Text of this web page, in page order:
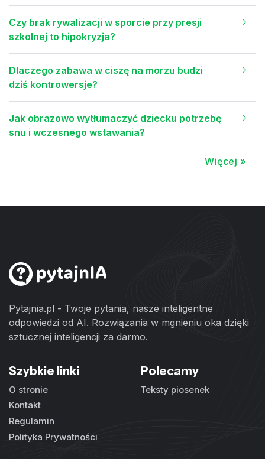
Czy brak rywalizacji w sporcie przy presji
szkolnej to hipokryzja?
Dlaczego zabawa w ciszę na morzu budzi
dziś kontrowersje?
Jak obrazowo wytłumaczyć dziecku potrzebę
snu i wczesnego wstawania?
Więcej »
Pytajnia.pl - Twoje pytania, nasze inteligentne
odpowiedzi od AI. Rozwiązania w mgnieniu oka dzięki
sztucznej inteligencji za darmo.
Szybkie linki
O stronie
Kontakt
Regulamin
Polityka Prywatności
Polecamy
Teksty piosenek